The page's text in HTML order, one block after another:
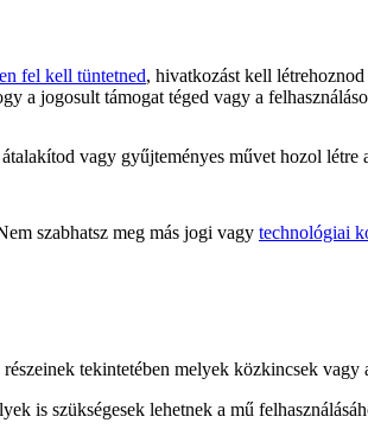
fel kell tüntetned, hivatkozást kell létrehoznod
a jogosult támogat téged vagy a
vagy gyűjteményes művet hozol létre
szabhatsz meg más jogi vagy technológiai
tekintetében melyek közkincsek vagy
is szükségesek lehetnek a mű